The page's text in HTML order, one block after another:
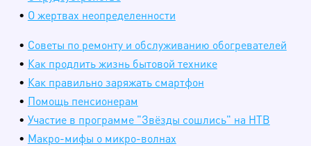
• О жертвах неопределенности
• Советы по ремонту и обслуживанию обогревателей
• Как продлить жизнь бытовой технике
• Как правильно заряжать смартфон
• Помощь пенсионерам
• Участие в программе "Звёзды сошлись" на НТВ
• Макро-мифы о микро-волнах